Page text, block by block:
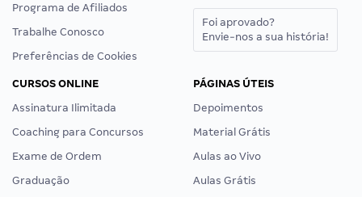
Programa de Afiliados
Trabalhe Conosco
Preferências de Cookies
Foi aprovado?
Envie-nos a sua história!
CURSOS ONLINE
Assinatura Ilimitada
Coaching para Concursos
Exame de Ordem
Graduação
PÁGINAS ÚTEIS
Depoimentos
Material Grátis
Aulas ao Vivo
Aulas Grátis